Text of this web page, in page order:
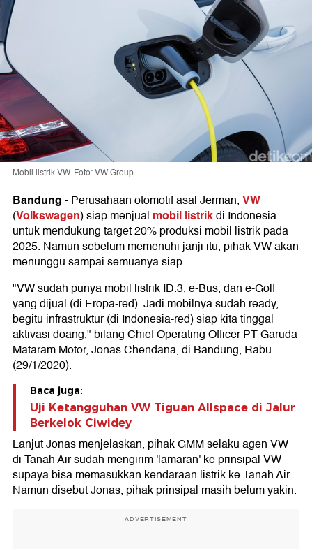
Mobil listrik VW. Foto: VW Group
Bandung-Perusahaan otomotif asal Jerman,VW
(Volkswagen) siap menjual mobil listrikdi Indonesia
untuk mendukung target 20% produksi mobil listrik pada
2025. Namun sebelum memenuhi janji itu, pihak VW akan
menunggu sampai semuanya siap.
"VW sudah punya mobil listrik ID.3, e-Bus, dan e-Golf
yang dijual (di Eropa-red). Jadi mobilnya sudah ready,
begitu infrastruktur (di Indonesia-red) siap kita tinggal
aktivasi doang," bilang Chief Operating Officer PT Garuda
Mataram Motor, Jonas Chendana, di Bandung, Rabu
(29/1/2020).
Baca juga:
Uji Ketangguhan VW Tiguan Allspace di Jalur
Berkelok Ciwidey
Lanjut Jonas menjelaskan, pihak GMM selaku agen VW
di Tanah Air sudah mengirim 'lamaran' ke prinsipal VW
supaya bisa memasukkan kendaraan listrik ke Tanah Air.
Namun disebut Jonas, pihak prinsipal masih belum yakin.
ADVERTISEMENT